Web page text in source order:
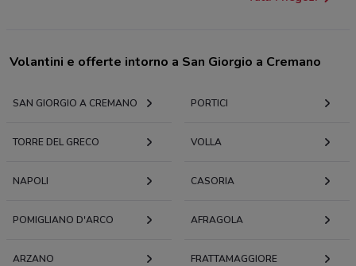
Volantini e offerte intorno a San Giorgio a Cremano
SAN GIORGIO A CREMANO PORTICI
TORRE DEL GRECO VOLLA
NAPOLI CASORIA
POMIGLIANO D'ARCO AFRAGOLA
ARZANO FRATTAMAGGIORE